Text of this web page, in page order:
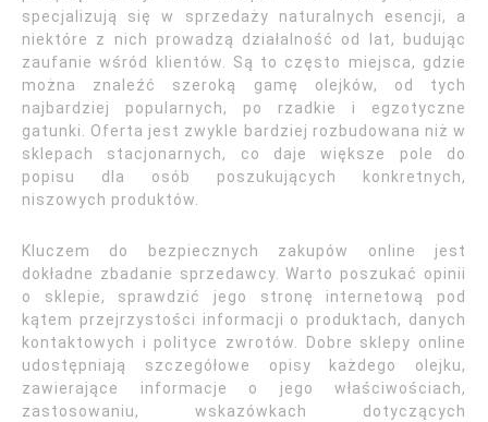
specjalizują się w sprzedaży naturalnych esencji, a
niektóre z nich prowadzą działalność od lat, budując
zaufanie wśród klientów. Są to często miejsca, gdzie
można znaleźć szeroką gamę olejków, od tych
najbardziej popularnych, po rzadkie i egzotyczne
gatunki. Oferta jest zwykle bardziej rozbudowana niż w
sklepach stacjonarnych, co daje większe pole do
popisu dla osób poszukujących konkretnych,
niszowych produktów.
Kluczem do bezpiecznych zakupów online jest
dokładne zbadanie sprzedawcy. Warto poszukać opinii
o sklepie, sprawdzić jego stronę internetową pod
kątem przejrzystości informacji o produktach, danych
kontaktowych i polityce zwrotów. Dobre sklepy online
udostępniają szczegółowe opisy każdego olejku,
zawierające informacje o jego właściwościach,
zastosowaniu, wskazówkach dotyczących